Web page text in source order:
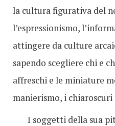
la cultura figurativa del
l’espressionismo,
attingere da culture
sapendo scegliere chi e
affreschi e le miniature
manierismo, i chiaroscuri
I soggetti della sua